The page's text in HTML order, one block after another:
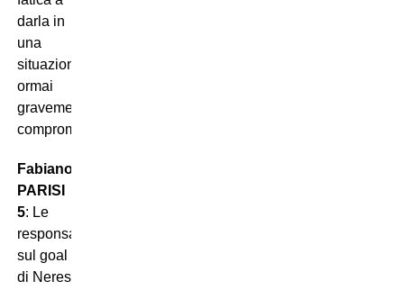
darla in
una
situazione
ormai
gravemente
compromessa).
Fabiano
PARISI
5: Le
responsabilità
sul goal
di Neres